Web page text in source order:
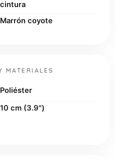
cintura
Marrón coyote
MATERIALES
Poliéster
10 cm (3.9")